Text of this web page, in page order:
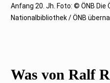
i
2
Anfang 20. Jh. Foto: © ÖNB
Nationalbibliothek / ÖNB
Was von Ralf